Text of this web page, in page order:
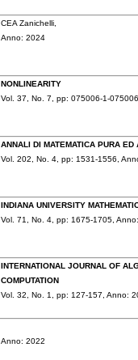
CEA Zanichelli,
Anno: 2024
NONLINEARITY
Vol. 37,
No. 7, pp: 075006-1-
ANNALI DI MATEMATICA PURA ED
Vol. 202,
No. 4, pp: 1531-1556,
INDIANA UNIVERSITY
Vol. 71,
No. 4, pp: 1675-1705,
INTERNATIONAL JOURNAL OF
COMPUTATION
Vol. 32,
No. 1, pp: 127-157, Anno:
Anno: 2022